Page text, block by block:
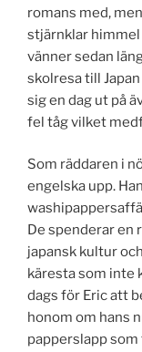
romans med,
stjärnklar
vänner sedan
skolresa till
sig en dag ut på
fel tåg vilket
Som räddaren i
engelska upp.
De spenderar en
japansk kultur
käresta som inte
dags för Eric att
honom om hans
papperslapp